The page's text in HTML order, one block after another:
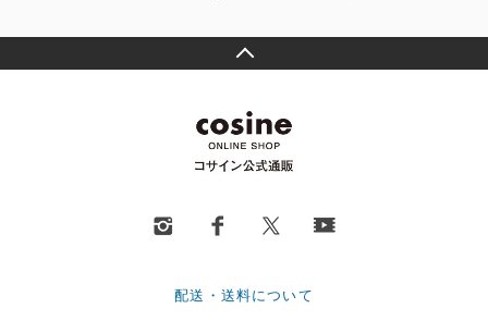
配送・送料について